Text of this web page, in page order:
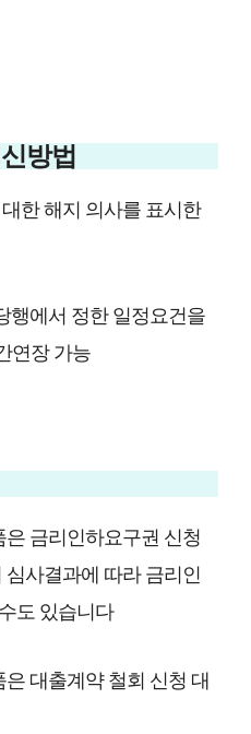
방법
한 해지 의사를 표시한
행에서 정한 일정요건을
연장 가능
은 금리인하요구권 신청
사결과에 따라 금리인
도 있습니다
은 대출계약 철회 신청 대